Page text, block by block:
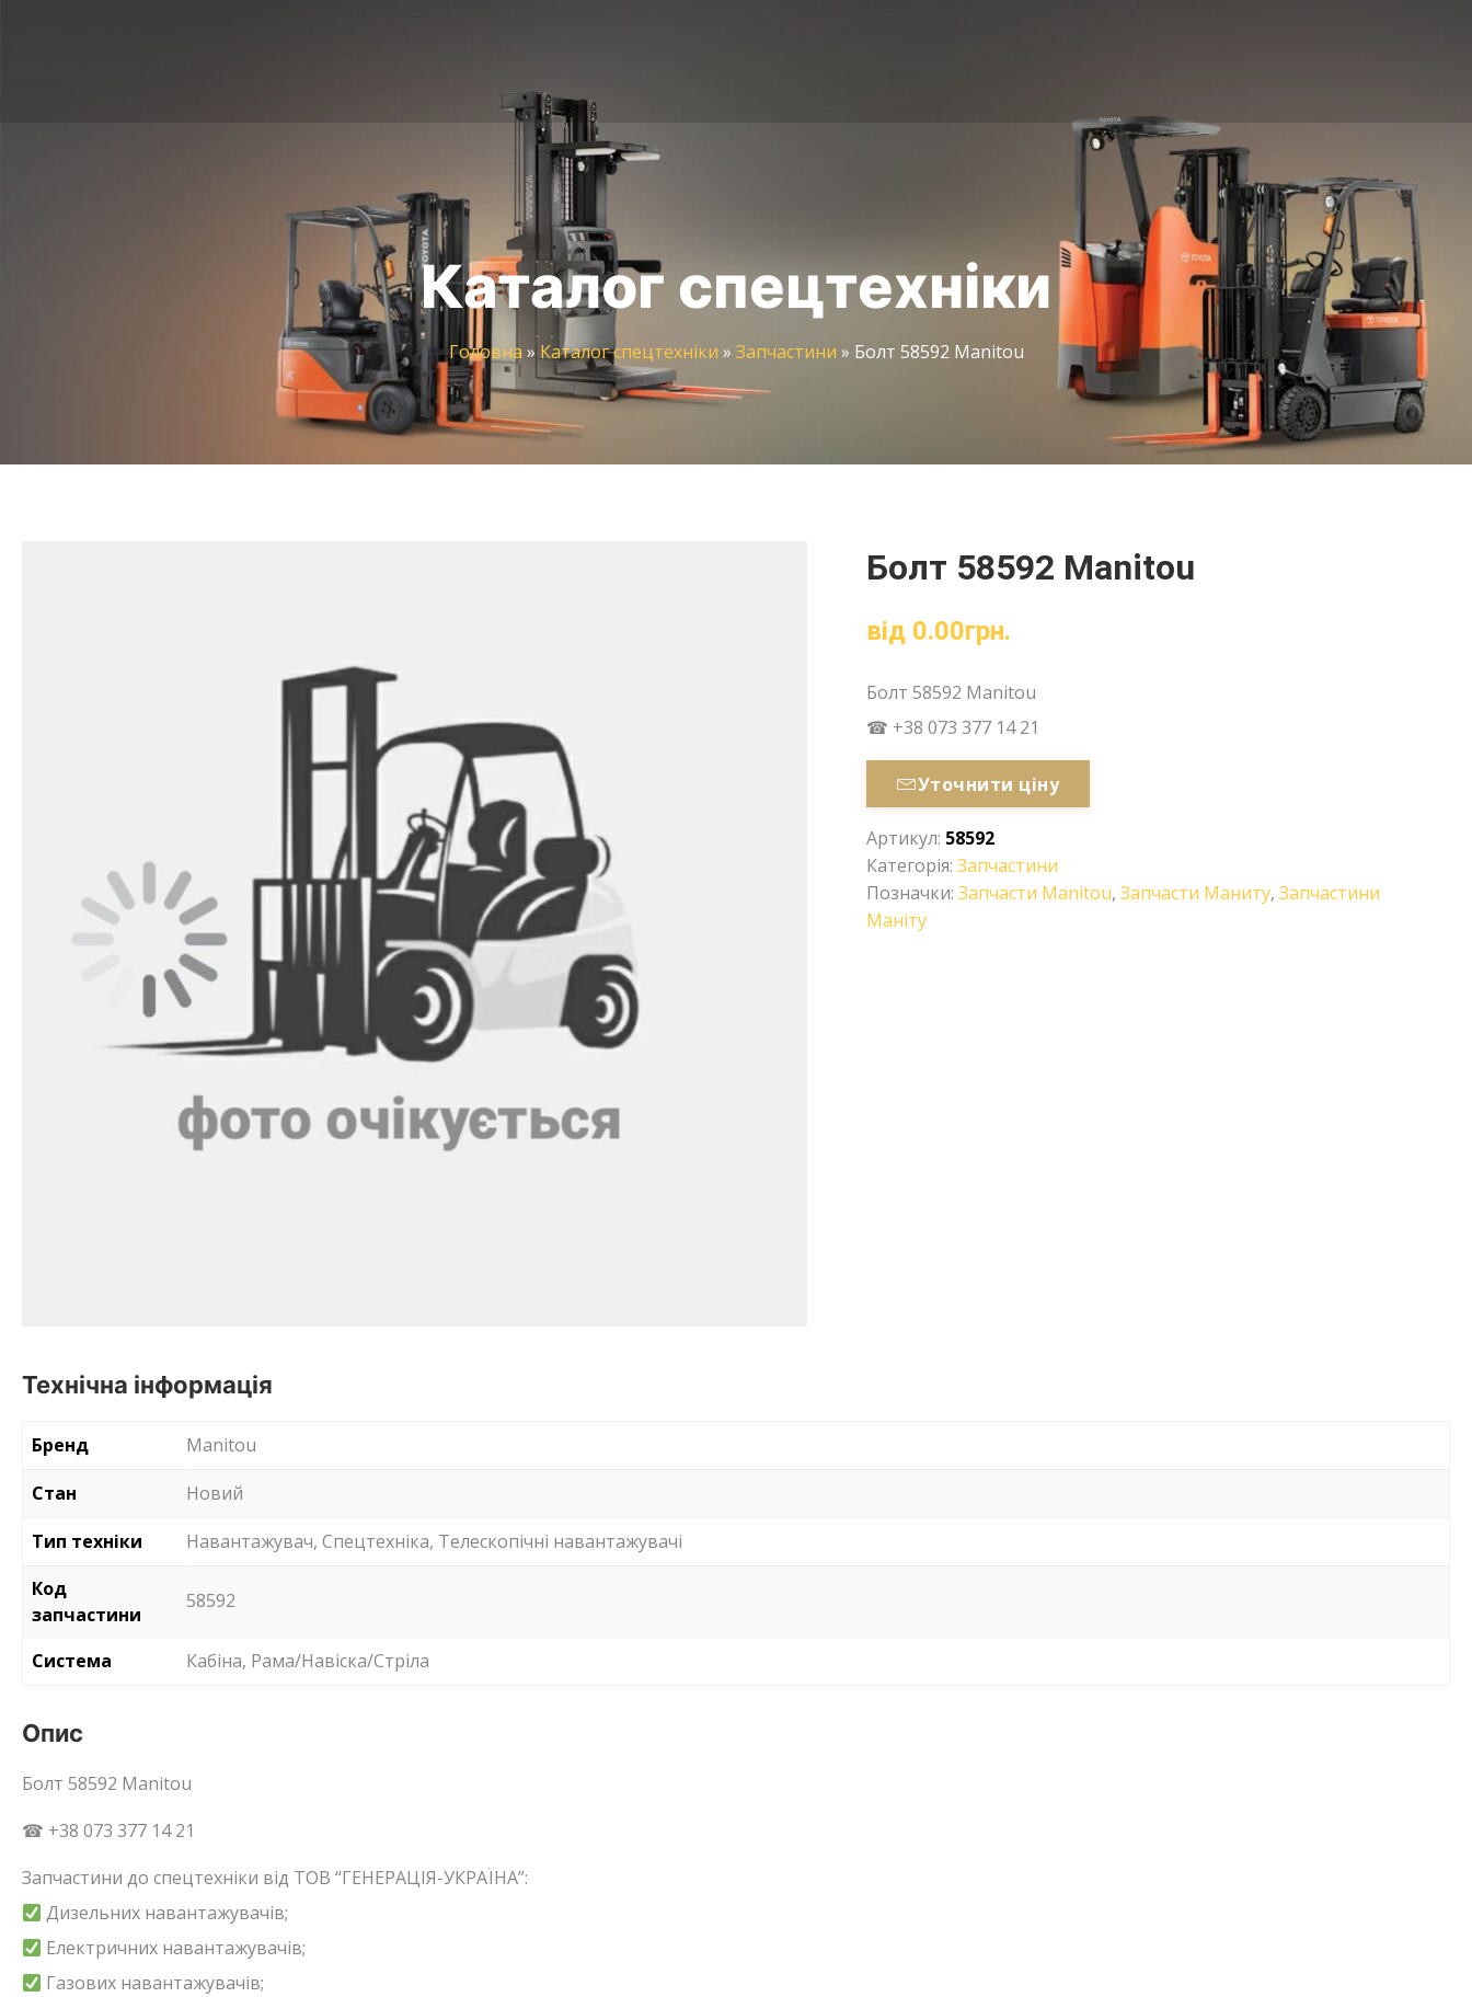
Каталог спецтехніки
Головна » Каталог спецтехніки » Запчастини » Болт 58592 Manitou
Болт 58592 Manitou
від 0.00грн.
Болт 58592 Manitou
☎ +38 073 377 14 21
Уточнити ціну
Артикул: 58592
Категорія:Запчастини
Позначки:Запчасти Manitou,Запчасти Маниту,Запчастини
Маніту
Технічна інформація
Бренд
Manitou
Стан
Новий
Тип техніки
Навантажувач, Спецтехніка, Телескопічні навантажувачі
Код
запчастини
58592
Система Кабіна, Рама/Навіска/Стріла
Опис
Болт 58592 Manitou
☎ +38 073 377 14 21
Запчастини до спецтехніки від ТОВ “ГЕНЕРАЦІЯ-УКРАЇНА”:
Дизельних навантажувачів;
Електричних навантажувачів;
Газових навантажувачів;